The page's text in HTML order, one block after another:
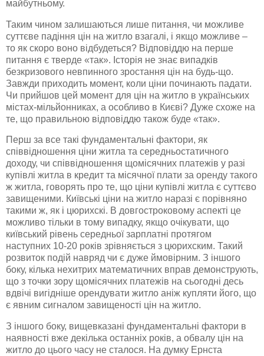
майбутньому.
Таким чином залишаються лише питання, чи можливе
суттєве падіння цін на житло взагалі, і якщо можливе –
то як скоро воно відбудеться? Відповіддю на перше
питання є тверде «так». Історія не знає випадків
безкризового невпинного зростання цін на будь-що.
Завжди приходить момент, коли ціни починають падати.
Чи прийшов цей момент для цін на житло в українських
містах-мільйонниках, а особливо в Києві? Дуже схоже на
те, що правильною відповіддю також буде «так».
Перш за все такі фундаментальні фактори, як
співвідношення ціни житла та середньостатичного
доходу, чи співвідношення щомісячних платежів у разі
купівлі житла в кредит та місячної плати за оренду такого
ж житла, говорять про те, що ціни купівлі житла є суттєво
завищеними. Київські ціни на житло наразі є порівняно
такими ж, як і цюрихскі. В довгостроковому аспекті це
можливо тільки в тому випадку, якщо очікувати, що
київський рівень середньої зарплатні протягом
наступних 10-20 років зрівняється з цюрихским. Такий
розвиток подій навряд чи є дуже ймовірним. З іншого
боку, кілька нехитрих математичних вправ демонструють,
що з точки зору щомісячних платежів на сьогодні десь
вдвічі вигідніше орендувати житло аніж купляти його, що
є явним сигналом завищеності цін на житло.
З іншого боку, вищевказані фундаментальні фактори в
наявності вже декілька останніх років, а обвалу цін на
житло до цього часу не сталося. На думку Ернста